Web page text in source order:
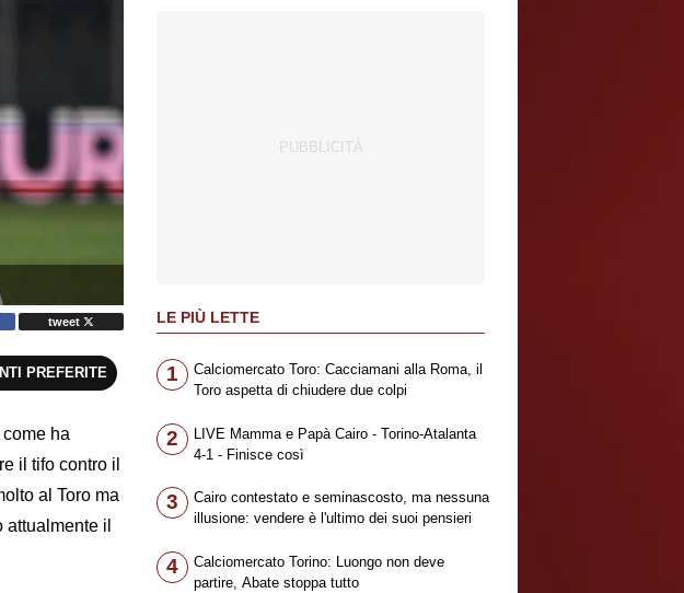
tweet
PREFERITE
ha
il tifo contro il
al Toro ma
il
LE PIÙ LETTE
1
Calciomercato Toro: Cacciamani alla Roma, il
Toro aspetta di chiudere due colpi
2
LIVE Mamma e Papà Cairo - Torino-Atalanta
4-1 - Finisce così
3
Cairo contestato e seminascosto, ma nessuna
illusione: vendere è l'ultimo dei suoi pensieri
4
Calciomercato Torino: Luongo non deve
partire, Abate stoppa tutto